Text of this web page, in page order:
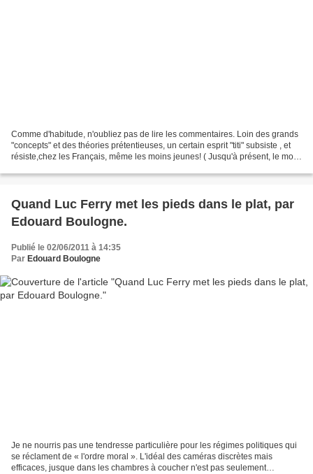
Comme d'habitude, n'oubliez pas de lire les commentaires. Loin des grands
"concepts" et des théories prétentieuses, un certain esprit "titi" subsiste , et
résiste,chez les Français, même les moins jeunes! ( Jusqu'à présent, le mot
Quand Luc Ferry met les pieds dans le plat, par
Edouard Boulogne.
Publié le 02/06/2011 à 14:35
Par Edouard Boulogne
Je ne nourris pas une tendresse particulière pour les régimes politiques qui
se réclament de « l'ordre moral ». L'idéal des caméras discrètes mais
efficaces, jusque dans les chambres à coucher n'est pas seulement